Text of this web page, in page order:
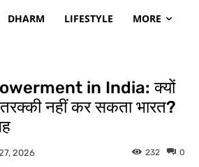
DHARM LIFESTYLE MORE
in India: क्यों
नहीं कर सकता भारत?
2026 0
232